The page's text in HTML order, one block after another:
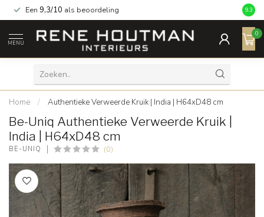
Een 9,3/10 als beoordeling 9.3
MENU
0
Home / Authentieke Verweerde Kruik | India | H64xD48 cm
Be-Uniq Authentieke Verweerde Kruik |
India | H64xD48 cm
BE-UNIQ (0)